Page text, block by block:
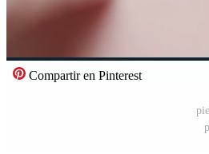
Compartir en Pinterest